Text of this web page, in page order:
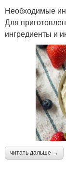
Необходимые
Для
ингредиенты и
читать дальше →